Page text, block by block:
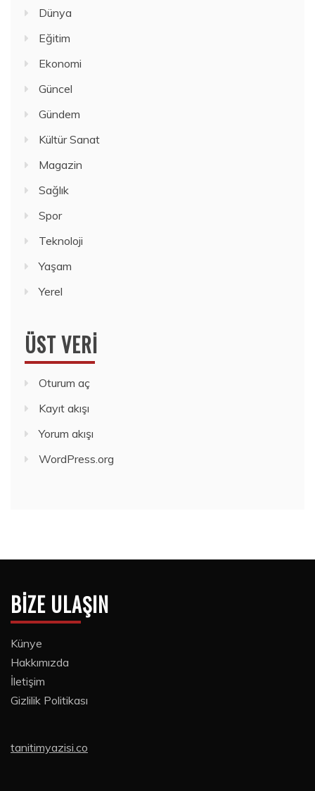
Dünya
Eğitim
Ekonomi
Güncel
Gündem
Kültür Sanat
Magazin
Sağlık
Spor
Teknoloji
Yaşam
Yerel
ÜST VERI
Oturum aç
Kayıt akışı
Yorum akışı
WordPress.org
BIZE ULAŞIN
Künye
Hakkımızda
İletişim
Gizlilik Politikası
tanitimyazisi.co